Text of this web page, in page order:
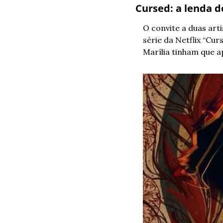
Cursed: a lenda
O convite a duas
série da Netflix
Marília tinham que